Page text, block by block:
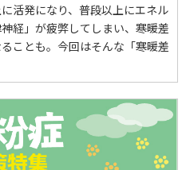
活発になり、普段以上にエネル
経」が疲弊してしまい、寒暖差
ことも。今回はそんな「寒暖差